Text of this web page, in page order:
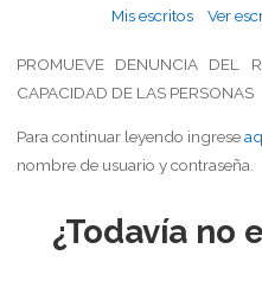
Mis escritos Ver
PROMUEVE DENUNCIA DEL
CAPACIDAD DE LAS PERSONAS
Para continuar leyendo ingrese
nombre de usuario y contraseña.
¿Todavía no